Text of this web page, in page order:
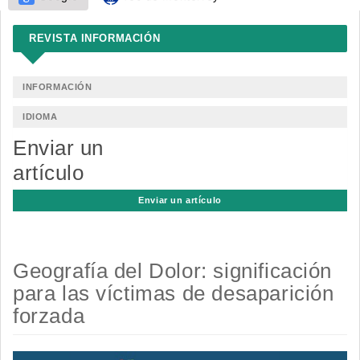
REVISTA INFORMACIÓN
INFORMACIÓN
IDIOMA
Enviar un
artículo
Enviar un artículo
Geografía del Dolor: significación
para las víctimas de desaparición
forzada